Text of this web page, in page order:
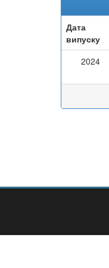
Дата
випуску
2024